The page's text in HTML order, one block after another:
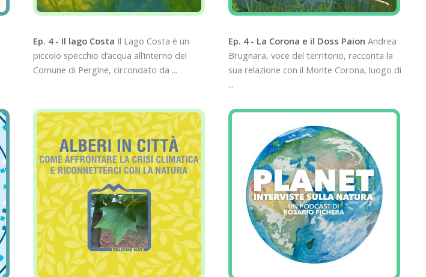
Ep. 4 - Il lago Costa Il Lago Costa è un
piccolo specchio d’acqua all’interno del
Comune di Pergine, circondato da ...
Ep. 4 - La Corona e il Doss Paion Andrea
Brugnara, voce del territorio, racconta la
sua relazione con il Monte Corona, luogo di
...